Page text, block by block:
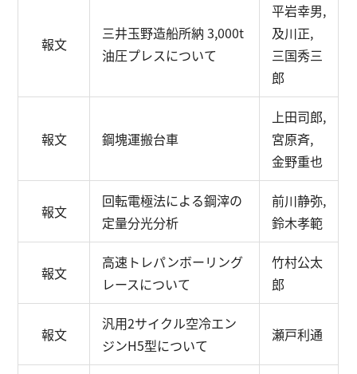
報文
三井玉野造船所納 3,000t
油圧プレスについて
平岩幸男,
及川正,
三国秀三
郎
報文 鋼塊運搬台車
上田司郎,
宮原斉,
金野重也
報文
回転電極法による鋼滓の
定量分光分析
前川静弥,
鈴木孝範
報文
高速トレパンボーリング
レースについて
竹村公太
郎
報文
汎用2サイクル空冷エン
ジンH5型について
瀬戸利通